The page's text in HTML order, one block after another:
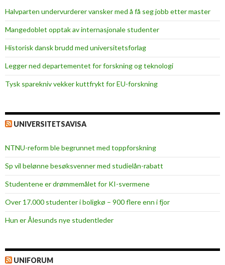
Halvparten undervurderer vansker med å få seg jobb etter master
Mangedoblet opptak av internasjonale studenter
Historisk dansk brudd med universitetsforlag
Legger ned departementet for forskning og teknologi
Tysk sparekniv vekker kuttfrykt for EU-forskning
UNIVERSITETSAVISA
NTNU-reform ble begrunnet med toppforskning
Sp vil belønne besøksvenner med studielån-rabatt
Studentene er drømmemålet for KI-svermene
Over 17.000 studenter i boligkø – 900 flere enn i fjor
Hun er Ålesunds nye studentleder
UNIFORUM